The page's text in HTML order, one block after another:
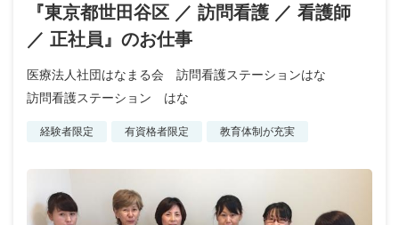
『東京都世田谷区 ／ 訪問看護 ／ 看護師
／ 正社員』のお仕事
医療法人社団はなまる会 訪問看護ステーションはな
訪問看護ステーション はな
経験者限定 有資格者限定 教育体制が充実